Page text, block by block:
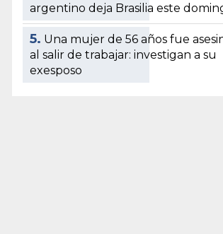
argentino deja Brasilia este
5. Una mujer de 56 años fue
al salir de trabajar: investigan a su
exesposo